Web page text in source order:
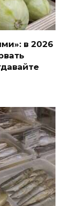
в 2026